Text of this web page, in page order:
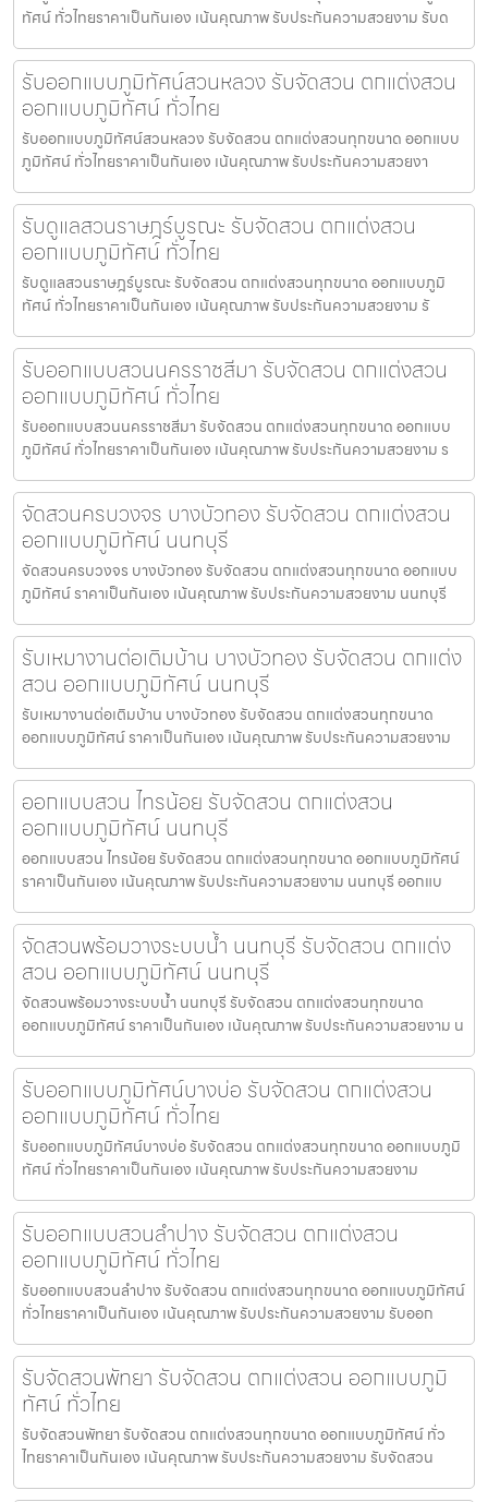
ทัศน์ ทั่วไทยราคาเป็นกันเอง เน้นคุณภาพ รับประกันความสวยงาม รับด
รับออกแบบภูมิทัศน์สวนหลวง รับจัดสวน ตกแต่งสวน
ออกแบบภูมิทัศน์ ทั่วไทย
รับออกแบบภูมิทัศน์สวนหลวง รับจัดสวน ตกแต่งสวนทุกขนาด ออกแบบ
ภูมิทัศน์ ทั่วไทยราคาเป็นกันเอง เน้นคุณภาพ รับประกันความสวยงา
รับดูแลสวนราษฎร์บูรณะ รับจัดสวน ตกแต่งสวน
ออกแบบภูมิทัศน์ ทั่วไทย
รับดูแลสวนราษฎร์บูรณะ รับจัดสวน ตกแต่งสวนทุกขนาด ออกแบบภูมิ
ทัศน์ ทั่วไทยราคาเป็นกันเอง เน้นคุณภาพ รับประกันความสวยงาม รั
รับออกแบบสวนนครราชสีมา รับจัดสวน ตกแต่งสวน
ออกแบบภูมิทัศน์ ทั่วไทย
รับออกแบบสวนนครราชสีมา รับจัดสวน ตกแต่งสวนทุกขนาด ออกแบบ
ภูมิทัศน์ ทั่วไทยราคาเป็นกันเอง เน้นคุณภาพ รับประกันความสวยงาม ร
จัดสวนครบวงจร บางบัวทอง รับจัดสวน ตกแต่งสวน
ออกแบบภูมิทัศน์ นนทบุรี
จัดสวนครบวงจร บางบัวทอง รับจัดสวน ตกแต่งสวนทุกขนาด ออกแบบ
ภูมิทัศน์ ราคาเป็นกันเอง เน้นคุณภาพ รับประกันความสวยงาม นนทบุรี
รับเหมางานต่อเติมบ้าน บางบัวทอง รับจัดสวน ตกแต่ง
สวน ออกแบบภูมิทัศน์ นนทบุรี
รับเหมางานต่อเติมบ้าน บางบัวทอง รับจัดสวน ตกแต่งสวนทุกขนาด
ออกแบบภูมิทัศน์ ราคาเป็นกันเอง เน้นคุณภาพ รับประกันความสวยงาม
ออกแบบสวน ไทรน้อย รับจัดสวน ตกแต่งสวน
ออกแบบภูมิทัศน์ นนทบุรี
ออกแบบสวน ไทรน้อย รับจัดสวน ตกแต่งสวนทุกขนาด ออกแบบภูมิทัศน์
ราคาเป็นกันเอง เน้นคุณภาพ รับประกันความสวยงาม นนทบุรี ออกแบ
จัดสวนพร้อมวางระบบน้ำ นนทบุรี รับจัดสวน ตกแต่ง
สวน ออกแบบภูมิทัศน์ นนทบุรี
จัดสวนพร้อมวางระบบน้ำ นนทบุรี รับจัดสวน ตกแต่งสวนทุกขนาด
ออกแบบภูมิทัศน์ ราคาเป็นกันเอง เน้นคุณภาพ รับประกันความสวยงาม น
รับออกแบบภูมิทัศน์บางบ่อ รับจัดสวน ตกแต่งสวน
ออกแบบภูมิทัศน์ ทั่วไทย
รับออกแบบภูมิทัศน์บางบ่อ รับจัดสวน ตกแต่งสวนทุกขนาด ออกแบบภูมิ
ทัศน์ ทั่วไทยราคาเป็นกันเอง เน้นคุณภาพ รับประกันความสวยงาม
รับออกแบบสวนลำปาง รับจัดสวน ตกแต่งสวน
ออกแบบภูมิทัศน์ ทั่วไทย
รับออกแบบสวนลำปาง รับจัดสวน ตกแต่งสวนทุกขนาด ออกแบบภูมิทัศน์
ทั่วไทยราคาเป็นกันเอง เน้นคุณภาพ รับประกันความสวยงาม รับออก
รับจัดสวนพัทยา รับจัดสวน ตกแต่งสวน ออกแบบภูมิ
ทัศน์ ทั่วไทย
รับจัดสวนพัทยา รับจัดสวน ตกแต่งสวนทุกขนาด ออกแบบภูมิทัศน์ ทั่ว
ไทยราคาเป็นกันเอง เน้นคุณภาพ รับประกันความสวยงาม รับจัดสวน